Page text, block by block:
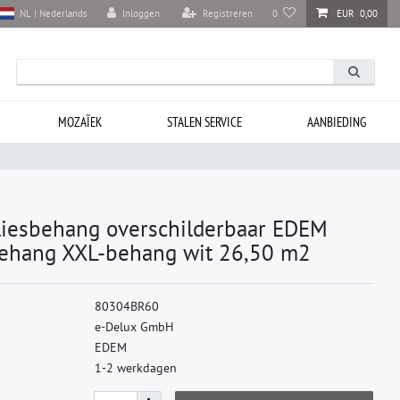
Inloggen Registreren 0 EUR 0,00
NL | Nederlands
MOZAÏEK STALEN SERVICE AANBIEDING
overschilderbaar EDEM
XXL-behang wit 26,50 m2
80304BR60
e-Delux GmbH
EDEM
1-2 werkdagen